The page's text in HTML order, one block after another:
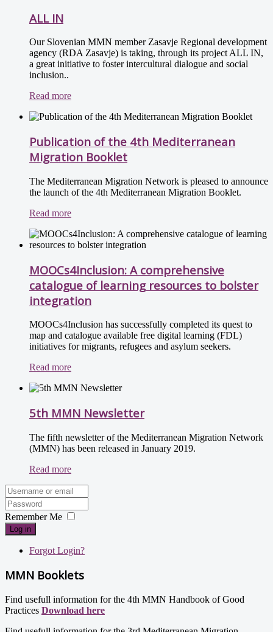
ALL IN
Our Slovenian MMN member Zasavje Regional development
agency (RDA Zasavje) is taking, through its project ALL IN,
a great initiative to foster intercultural dialogue and social
inclusion..
Read more
Publication of the 4th Mediterranean
Migration Booklet
The Mediterranean Migration Network is pleased to announce
the launch of the 4th Mediterranean Migration Booklet.
Read more
MOOCs4Inclusion: A comprehensive
catalogue of learning resources to bolster
integration
MOOCs4Inclusion has successfully completed its quest to
map and catalogue available free digital learning (FDL)
initiatives for migrants, refugees and asylum seekers.
Read more
5th MMN Newsletter
The fifth newsletter of the Mediterranean Migration Network
(MMN) has been released in January 2019.
Read more
Remember Me
Log in
Forgot Login?
MMN Booklets
Find usefull information for the 4th MMN Handbook of Good
Practices Download here